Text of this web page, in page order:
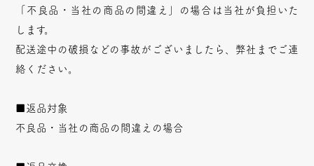
「不良品・当社の商品の間違え」の場合は当社が負担いた
します。
配送途中の破損などの事故がございましたら、弊社までご連
絡ください。
■返品対象
不良品・当社の商品の間違えの場合